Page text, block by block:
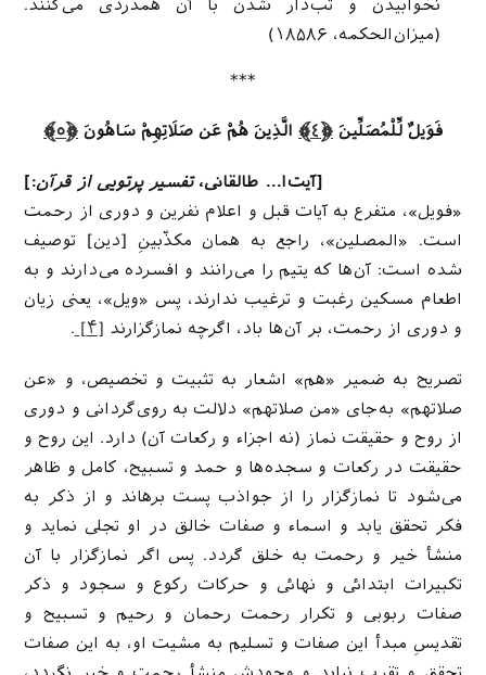
نخوابیدن و تب‌دار شدن با آن همدردى مى‌كنند.
(میزان‌الحکمه، ۱۸۵۸۶)
***
فَوَیلٌ لِّلْمُصَلِّینَ ﴿٤﴾ الَّذِینَ هُمْ عَن صَلَاتِهِمْ سَاهُونَ ﴿٥﴾
[آیت‌ا… طالقانی،تفسیر پرتویی از قرآن:]
«فویل»، متفرع به آیات قبل و اعلام نفرین و دوری از رحمت
است. «المصلین»، راجع به همان مکذّبینِ [دین] توصیف
شده است: آن‌ها که یتیم را می‌رانند و افسرده می‌دارند و به
اطعام مسکین رغبت و ترغیب ندارند، پس «ویل»، یعنی زیان
و دوری از رحمت، بر آن‌ها باد، اگرچه نمازگزارند [۴] .
تصریح به ضمیر «هم» اشعار به تثبیت و تخصیص، و «عن
صلاتهم» به‌جای «من صلاتهم» دلالت به روی‌گردانی و دوری
از روح و حقیقت نماز (نه اجزاء و رکعات آن) دارد. این روح و
حقیقت در رکعات و سجده‌ها و حمد و تسبیح، کامل و ظاهر
می‌شود تا نمازگزار را از جواذب پست برهاند و از ذکر به
فکر تحقق یابد و اسماء و صفات خالق در او تجلی نماید و
منشأ خیر و رحمت به خلق گردد. پس اگر نمازگزار با آن
تکبیرات ابتدائی و نهائی و حرکات رکوع و سجود و ذکر
صفات ربوبی و تکرار رحمت رحمان و رحیم و تسبیح و
تقدیسِ مبدأ این صفات و تسلیم به مشیت او، به این صفات